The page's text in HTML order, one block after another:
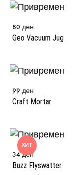
Geo Vacuum Jug
80 ден
Craft Mortar
99 ден
ХИТ
Buzz Flyswatter
34ден